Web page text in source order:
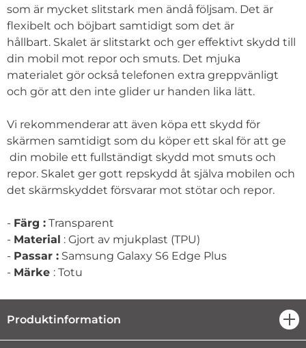
som är mycket slitstark men ändå följsam. Det är
flexibelt och böjbart samtidigt som det är
hållbart. Skalet är slitstarkt och ger effektivt skydd till
din mobil mot repor och smuts. Det mjuka
materialet gör också telefonen extra greppvänligt
och gör att den inte glider ur handen lika lätt.
Vi rekommenderar att även köpa ett skydd för
skärmen samtidigt som du köper ett skal för att ge
din mobile ett fullständigt skydd mot smuts och
repor. Skalet ger gott repskydd åt själva mobilen och
det skärmskyddet försvarar mot stötar och repor.
- Färg : Transparent
- Material : Gjort av mjukplast (TPU)
- Passar : Samsung Galaxy S6 Edge Plus
- Märke : Totu
Produktinformation